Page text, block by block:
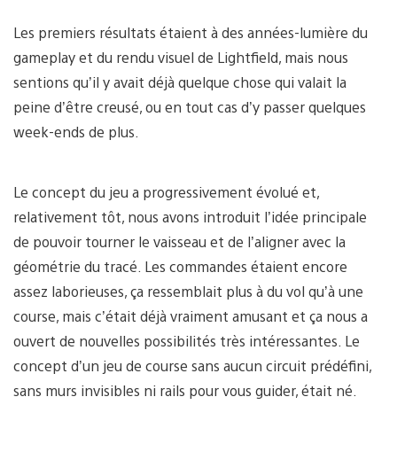
Les premiers résultats étaient à des années-lumière du
gameplay et du rendu visuel de Lightfield, mais nous
sentions qu’il y avait déjà quelque chose qui valait la
peine d’être creusé, ou en tout cas d’y passer quelques
week-ends de plus.
Le concept du jeu a progressivement évolué et,
relativement tôt, nous avons introduit l’idée principale
de pouvoir tourner le vaisseau et de l’aligner avec la
géométrie du tracé. Les commandes étaient encore
assez laborieuses, ça ressemblait plus à du vol qu’à une
course, mais c’était déjà vraiment amusant et ça nous a
ouvert de nouvelles possibilités très intéressantes. Le
concept d’un jeu de course sans aucun circuit prédéfini,
sans murs invisibles ni rails pour vous guider, était né.